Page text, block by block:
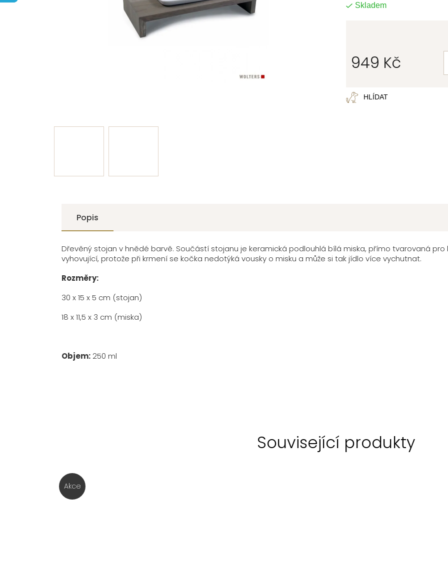
Skladem
949 Kč
HLÍDAT
Související produkty
Akce
Popis
Dřevěný stojan v hnědé barvě. Součástí stojanu je keramická podlouhlá bílá miska, přímo tvarovaná
vyhovující, protože při krmení se kočka nedotýká vousky o misku a může si tak jídlo více vychutnat.
Rozměry:
30 x 15 x 5 cm (stojan)
18 x 11,5 x 3 cm (miska)
Objem: 250 ml